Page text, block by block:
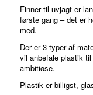
Finner til uvjagt er
første gang – det er
med.
Der er 3 typer af
vil anbefale plastik
ambitiøse.
Plastik er billigst,